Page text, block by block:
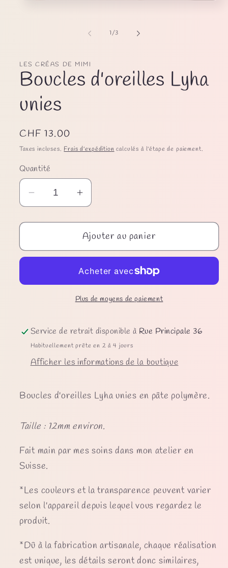
1/de
3
LES CRÉAS DE MIMI
Boucles d'oreilles Lyha
unies
Prix
habituel
CHF 13.00
Taxes incluses. Frais d'expédition calculés à l'étape de paiement.
Quantité
Réduire
quantité
Boucles
Augmenter
quantité
de
Boucles
d&#39;oreilles
Lyha
Ajouter au panier
Plus de moyens de paiement
Service de retrait disponible à Rue Principale 36
Habituellement prête en 2 à 4 jours
Afficher les informations de la boutique
Boucles d'oreilles Lyha unies en pâte polymère.
Taille : 12mm environ.
Fait main par mes soins dans mon atelier en
Suisse.
*Les couleurs et la transparence peuvent varier
selon l'appareil depuis lequel vous regardez le
produit.
*Dû à la fabrication artisanale, chaque réalisation
est unique, les détails seront donc similaires,